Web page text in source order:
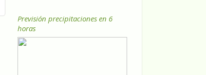
Previsión precipitaciones en 6
horas